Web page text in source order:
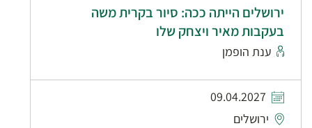
ירושלים הייתה ככה: סיור בקרית משה
בעקבות מאיר ויצחק שלו
ענת הופמן
09.04.2027
ירושלים